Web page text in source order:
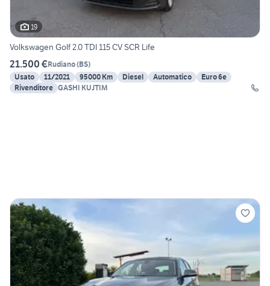
19
Volkswagen Golf 2.0 TDI 115 CV SCR Life
21.500 €Rudiano(BS)
Usato
11/2021 95000 Km Diesel Automatico
Euro 6e
Rivenditore GASHI KUJTIM